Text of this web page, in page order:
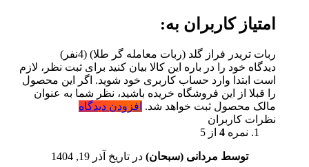
امتیاز کاربران به:
ربات تریدر فراز گلد (ربات معامله گر طلا) (4نفر)
دیدگاه خود را در باره این کالا بیان کنید برای ثبت نظر، لازم
است ابتدا وارد حساب کاربری خود شوید. اگر این محصول
را قبلا از این فروشگاه خریده باشید، نظر شما به عنوان
مالک محصول ثبت خواهد شد. افزودن دیدگاه
نظرات کاربران
نمره 4 از 5
توسط مردانی (سبحان) در تاریخ آذر 19, 1404